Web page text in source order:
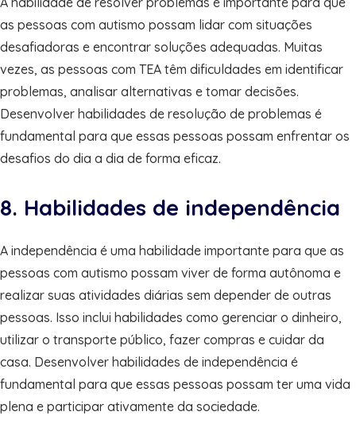
as pessoas com autismo possam lidar com situações
desafiadoras e encontrar soluções adequadas. Muitas
vezes, as pessoas com TEA têm dificuldades em identificar
problemas, analisar alternativas e tomar decisões.
Desenvolver habilidades de resolução de problemas é
fundamental para que essas pessoas possam enfrentar os
desafios do dia a dia de forma eficaz.
8. Habilidades de independência
A independência é uma habilidade importante para que as
pessoas com autismo possam viver de forma autônoma e
realizar suas atividades diárias sem depender de outras
pessoas. Isso inclui habilidades como gerenciar o dinheiro,
utilizar o transporte público, fazer compras e cuidar da
casa. Desenvolver habilidades de independência é
fundamental para que essas pessoas possam ter uma vida
plena e participar ativamente da sociedade.